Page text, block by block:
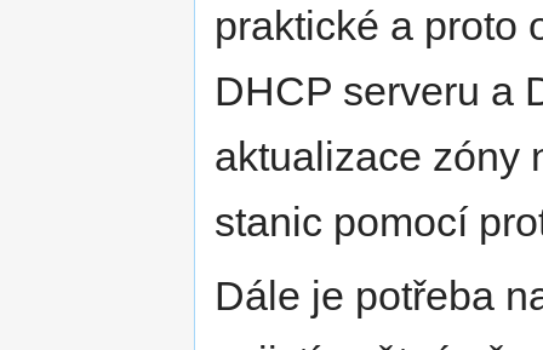
praktické a proto
DHCP serveru a
aktualizace zóny
stanic pomocí
Dále je potřeba